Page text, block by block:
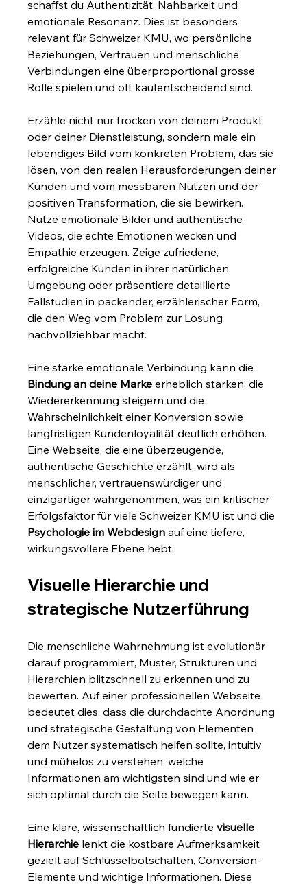
schaffst du Authentizität, Nahbarkeit und
emotionale Resonanz. Dies ist besonders
relevant für Schweizer KMU, wo persönliche
Beziehungen, Vertrauen und menschliche
Verbindungen eine überproportional grosse
Rolle spielen und oft kaufentscheidend sind.
Erzähle nicht nur trocken von deinem Produkt
oder deiner Dienstleistung, sondern male ein
lebendiges Bild vom konkreten Problem, das sie
lösen, von den realen Herausforderungen deiner
Kunden und vom messbaren Nutzen und der
positiven Transformation, die sie bewirken.
Nutze emotionale Bilder und authentische
Videos, die echte Emotionen wecken und
Empathie erzeugen. Zeige zufriedene,
erfolgreiche Kunden in ihrer natürlichen
Umgebung oder präsentiere detaillierte
Fallstudien in packender, erzählerischer Form,
die den Weg vom Problem zur Lösung
nachvollziehbar macht.
Eine starke emotionale Verbindung kann die
Bindung an deine Marke erheblich stärken, die
Wiedererkennung steigern und die
Wahrscheinlichkeit einer Konversion sowie
langfristigen Kundenloyalität deutlich erhöhen.
Eine Webseite, die eine überzeugende,
authentische Geschichte erzählt, wird als
menschlicher, vertrauenswürdiger und
einzigartiger wahrgenommen, was ein kritischer
Erfolgsfaktor für viele Schweizer KMU ist und die
Psychologie im Webdesign auf eine tiefere,
wirkungsvollere Ebene hebt.
Visuelle Hierarchie und
strategische Nutzerführung
Die menschliche Wahrnehmung ist evolutionär
darauf programmiert, Muster, Strukturen und
Hierarchien blitzschnell zu erkennen und zu
bewerten. Auf einer professionellen Webseite
bedeutet dies, dass die durchdachte Anordnung
und strategische Gestaltung von Elementen
dem Nutzer systematisch helfen sollte, intuitiv
und mühelos zu verstehen, welche
Informationen am wichtigsten sind und wie er
sich optimal durch die Seite bewegen kann.
Eine klare, wissenschaftlich fundierte visuelle
Hierarchie lenkt die kostbare Aufmerksamkeit
gezielt auf Schlüsselbotschaften, Conversion-
Elemente und wichtige Informationen. Diese